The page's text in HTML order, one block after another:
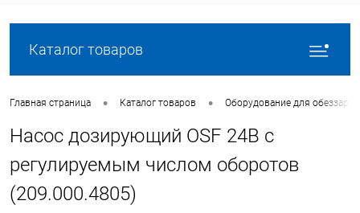
Каталог товаров
Главная страница • Каталог товаров • Оборудование для
Насос дозирующий OSF 24В с
регулируемым числом оборотов
(209.000.4805)